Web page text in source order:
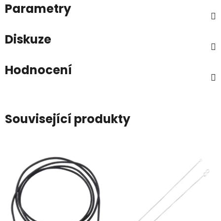
Parametry
Diskuze
Hodnocení
Související produkty